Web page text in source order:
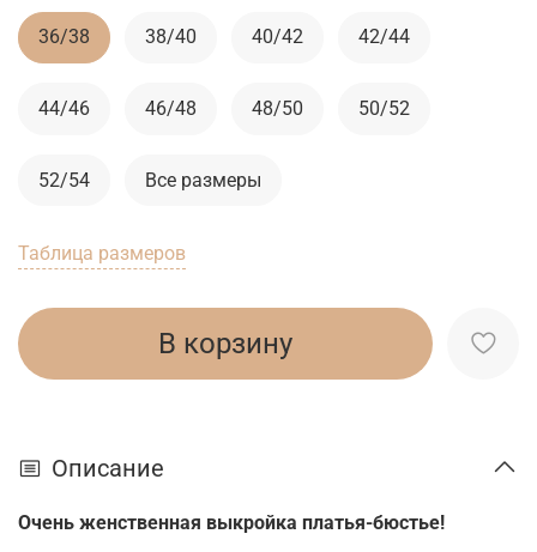
Таблица размеров
В корзину
36/38 38/40 40/42 42/44
44/46 46/48 48/50 50/52
52/54 Все размеры
Описание
Очень женственная выкройка платья-бюстье!